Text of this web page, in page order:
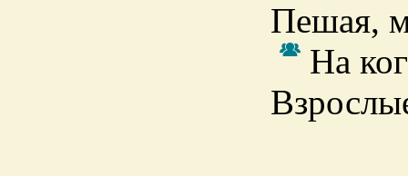
Пешая,
На